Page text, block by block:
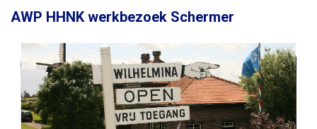
AWP HHNK werkbezoek Schermer